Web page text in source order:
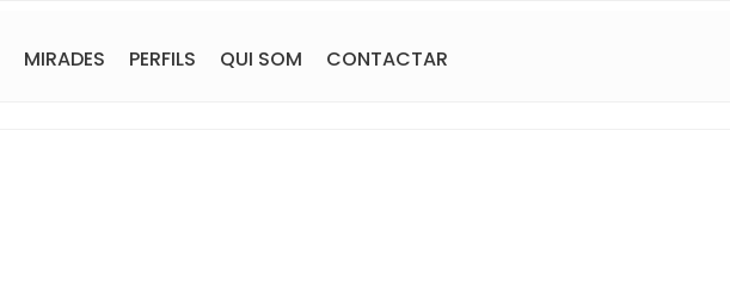
MIRADES PERFILS QUI SOM CONTACTAR